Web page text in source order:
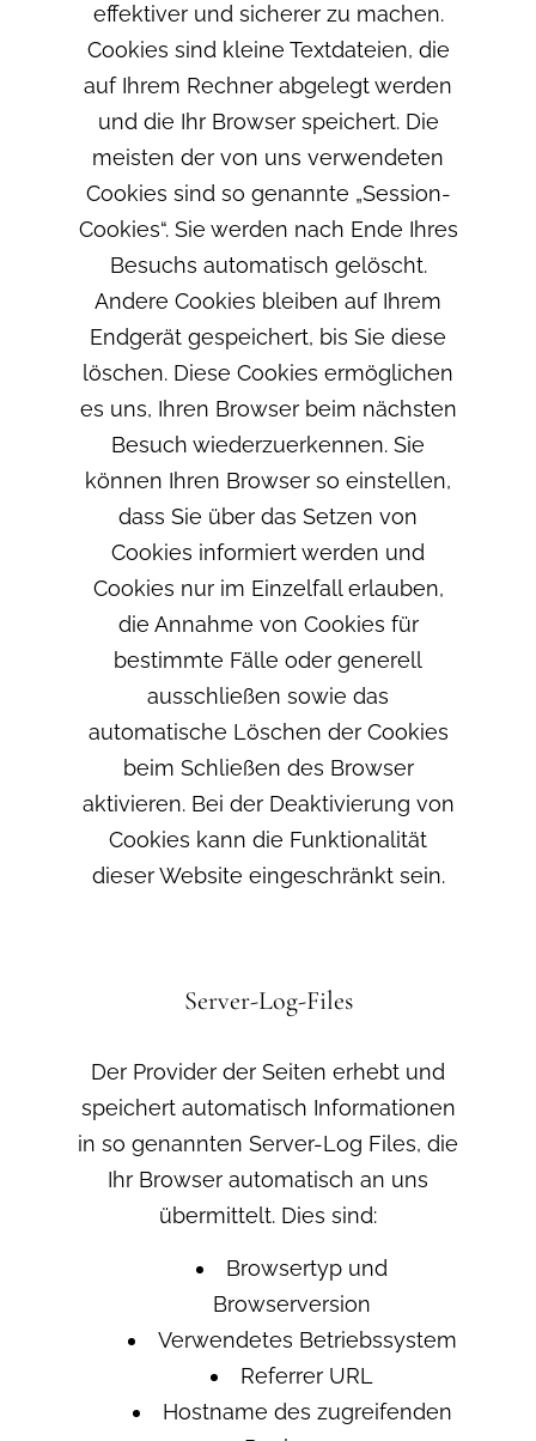
effektiver und sicherer zu machen.
Cookies sind kleine Textdateien, die
auf Ihrem Rechner abgelegt werden
und die Ihr Browser speichert. Die
meisten der von uns verwendeten
Cookies sind so genannte „Session-
Cookies“. Sie werden nach Ende Ihres
Besuchs automatisch gelöscht.
Andere Cookies bleiben auf Ihrem
Endgerät gespeichert, bis Sie diese
löschen. Diese Cookies ermöglichen
es uns, Ihren Browser beim nächsten
Besuch wiederzuerkennen. Sie
können Ihren Browser so einstellen,
dass Sie über das Setzen von
Cookies informiert werden und
Cookies nur im Einzelfall erlauben,
die Annahme von Cookies für
bestimmte Fälle oder generell
ausschließen sowie das
automatische Löschen der Cookies
beim Schließen des Browser
aktivieren. Bei der Deaktivierung von
Cookies kann die Funktionalität
dieser Website eingeschränkt sein.
Server-Log-Files
Der Provider der Seiten erhebt und
speichert automatisch Informationen
in so genannten Server-Log Files, die
Ihr Browser automatisch an uns
übermittelt. Dies sind:
Browsertyp und
Browserversion
Verwendetes Betriebssystem
Referrer URL
Hostname des zugreifenden